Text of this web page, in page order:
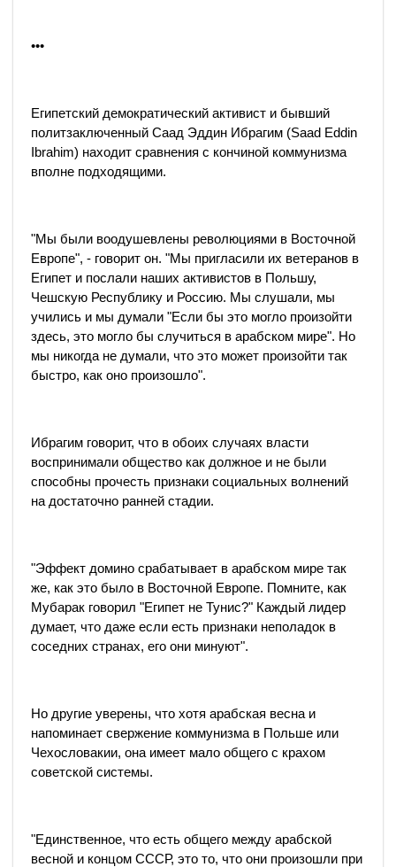
•••
Египетский демократический активист и бывший
политзаключенный Саад Эддин Ибрагим (Saad Eddin
Ibrahim) находит сравнения с кончиной коммунизма
вполне подходящими.
"Мы были воодушевлены революциями в Восточной
Европе", - говорит он. "Мы пригласили их ветеранов в
Египет и послали наших активистов в Польшу,
Чешскую Республику и Россию. Мы слушали, мы
учились и мы думали "Если бы это могло произойти
здесь, это могло бы случиться в арабском мире". Но
мы никогда не думали, что это может произойти так
быстро, как оно произошло".
Ибрагим говорит, что в обоих случаях власти
воспринимали общество как должное и не были
способны прочесть признаки социальных волнений
на достаточно ранней стадии.
"Эффект домино срабатывает в арабском мире так
же, как это было в Восточной Европе. Помните, как
Мубарак говорил "Египет не Тунис?" Каждый лидер
думает, что даже если есть признаки неполадок в
соседних странах, его они минуют".
Но другие уверены, что хотя арабская весна и
напоминает свержение коммунизма в Польше или
Чехословакии, она имеет мало общего с крахом
советской системы.
"Единственное, что есть общего между арабской
весной и концом СССР, это то, что они произошли при